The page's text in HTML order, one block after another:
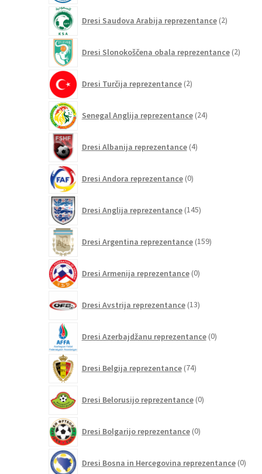
Dresi Saudova Arabija reprezentance 2izdelka
Dresi Slonokoščena obala reprezentance 2izdelka
Dresi Turčija reprezentance 2izdelka
Senegal Anglija reprezentance 24izdelkov
Dresi Albanija reprezentance 4izdelki
Dresi Andora reprezentance 0izdelkov
Dresi Anglija reprezentance 145izdelkov
Dresi Argentina reprezentance 159izdelkov
Dresi Armenija reprezentance 0izdelkov
Dresi Avstrija reprezentance 13izdelkov
Dresi Azerbajdžanu reprezentance 0izdelkov
Dresi Belgija reprezentance 74izdelkov
Dresi Belorusijo reprezentance 0izdelkov
Dresi Bolgarijo reprezentance 0izdelkov
Dresi Bosna in Hercegovina reprezentance 0